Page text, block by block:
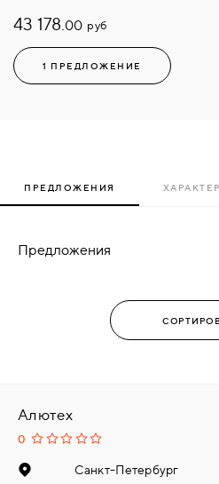
43 178.00 руб
1 ПРЕДЛОЖЕНИЕ
ПРЕДЛОЖЕНИЯ
Предложения
Алютех
0
Санкт-Петербург